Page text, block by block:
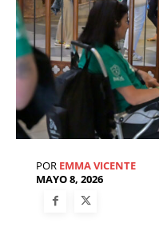
POR EMMA VICENTE
MAYO 8, 2026